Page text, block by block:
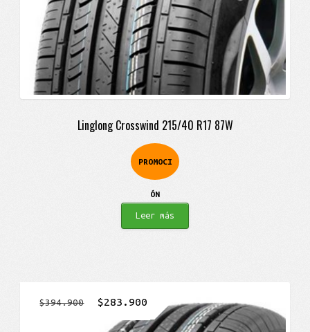
Linglong Crosswind 215/40 R17 87W
PROMOCI
ÓN
Leer más
$394.900
El
precio
$283.900
precio